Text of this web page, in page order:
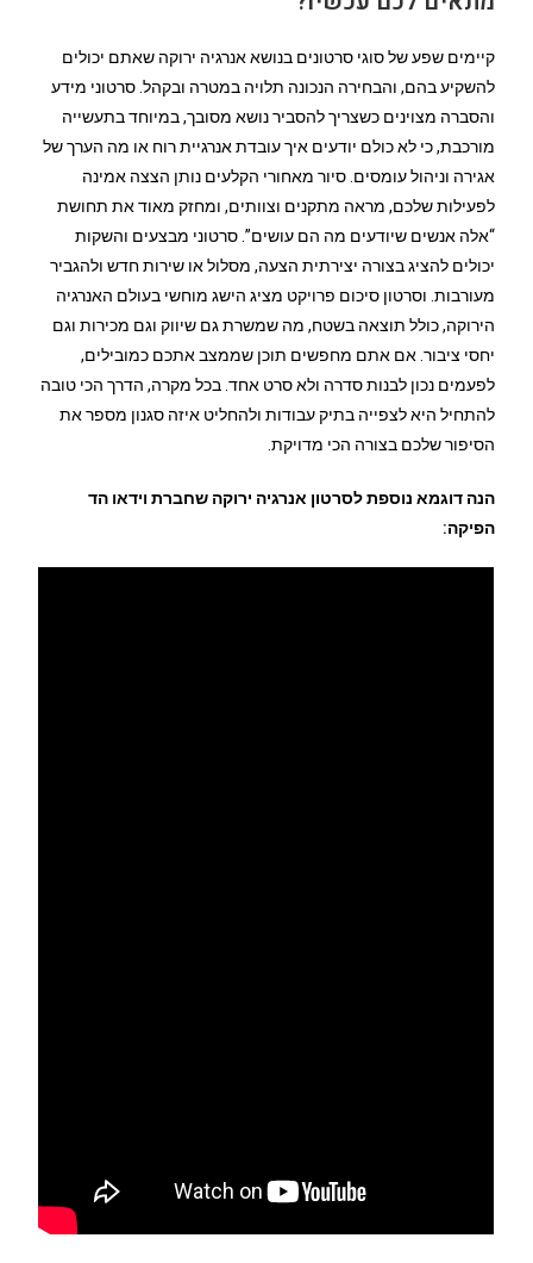
קיימים שפע של סוגי סרטונים בנושא אנרגיה ירוקה שאתם יכולים
להשקיע בהם, והבחירה הנכונה תלויה במטרה ובקהל. סרטוני מידע
והסברה מצוינים כשצריך להסביר נושא מסובך, במיוחד בתעשייה
מורכבת, כי לא כולם יודעים איך עובדת אנרגיית רוח או מה הערך של
אגירה וניהול עומסים. סיור מאחורי הקלעים נותן הצצה אמינה
לפעילות שלכם, מראה מתקנים וצוותים, ומחזק מאוד את תחושת
“אלה אנשים שיודעים מה הם עושים”. סרטוני מבצעים והשקות
יכולים להציג בצורה יצירתית הצעה, מסלול או שירות חדש ולהגביר
מעורבות. וסרטון סיכום פרויקט מציג הישג מוחשי בעולם האנרגיה
הירוקה, כולל תוצאה בשטח, מה שמשרת גם שיווק וגם מכירות וגם
יחסי ציבור. אם אתם מחפשים תוכן שממצב אתכם כמובילים,
לפעמים נכון לבנות סדרה ולא סרט אחד. בכל מקרה, הדרך הכי טובה
להתחיל היא לצפייה בתיק עבודות ולהחליט איזה סגנון מספר את
הסיפור שלכם בצורה הכי מדויקת.
הנה דוגמא נוספת לסרטון אנרגיה ירוקה שחברת וידאו הד
הפיקה: